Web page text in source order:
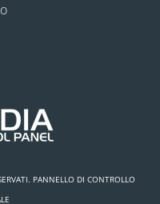
PANNELLO DI CONTROLLO